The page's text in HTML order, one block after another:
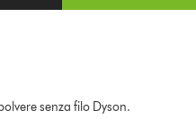
senza filo Dyson.